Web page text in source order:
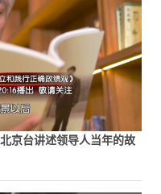
京台讲述领导人当年的故